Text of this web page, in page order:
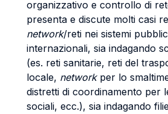
organizzativo e controllo di
presenta e discute molti casi
network/reti nei sistemi
internazionali, sia indagando
(es. reti sanitarie, reti del
locale, networkper lo
distretti di coordinamento per
sociali, ecc.), sia indagando